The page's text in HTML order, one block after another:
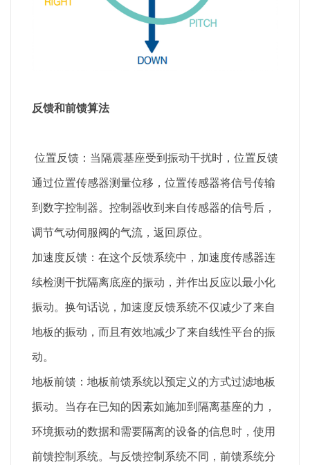
反馈和前馈算法
位置反馈：当隔震基座受到振动干扰时，位置反馈
通过位置传感器测量位移，位置传感器将信号传输
到数字控制器。控制器收到来自传感器的信号后，
调节气动伺服阀的气流，返回原位。
加速度反馈：在这个反馈系统中，加速度传感器连
续检测干扰隔离底座的振动，并作出反应以最小化
振动。换句话说，加速度反馈系统不仅减少了来自
地板的振动，而且有效地减少了来自线性平台的振
动。
地板前馈：地板前馈系统以预定义的方式过滤地板
振动。当存在已知的因素如施加到隔离基座的力，
环境振动的数据和需要隔离的设备的信息时，使用
前馈控制系统。与反馈控制系统不同，前馈系统分